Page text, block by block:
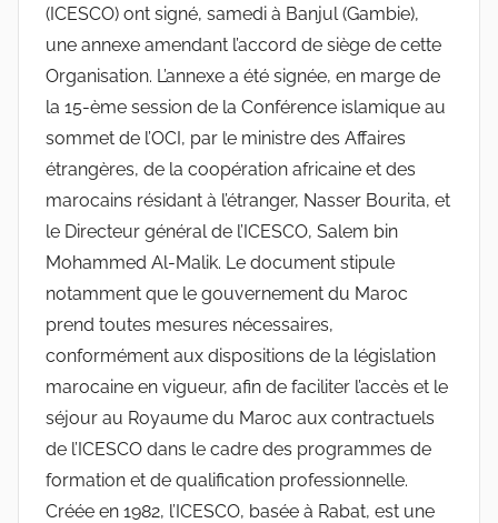
(ICESCO) ont signé, samedi à Banjul (Gambie),
une annexe amendant l’accord de siège de cette
Organisation. L’annexe a été signée, en marge de
la 15-ème session de la Conférence islamique au
sommet de l’OCI, par le ministre des Affaires
étrangères, de la coopération africaine et des
marocains résidant à l’étranger, Nasser Bourita, et
le Directeur général de l’ICESCO, Salem bin
Mohammed Al-Malik. Le document stipule
notamment que le gouvernement du Maroc
prend toutes mesures nécessaires,
conformément aux dispositions de la législation
marocaine en vigueur, afin de faciliter l’accès et le
séjour au Royaume du Maroc aux contractuels
de l’ICESCO dans le cadre des programmes de
formation et de qualification professionnelle.
Créée en 1982, l’ICESCO, basée à Rabat, est une